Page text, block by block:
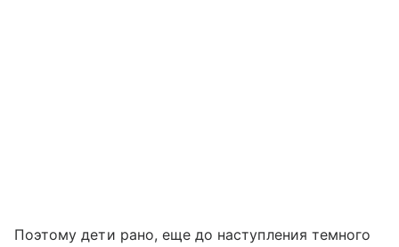
Поэтому дети рано, еще до наступления темного